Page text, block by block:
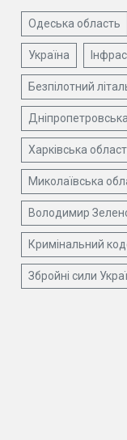
Одеська область
Україна
Безпілотний
Харківська
Миколаївська
Володимир
Кримінальний
Збройні сили